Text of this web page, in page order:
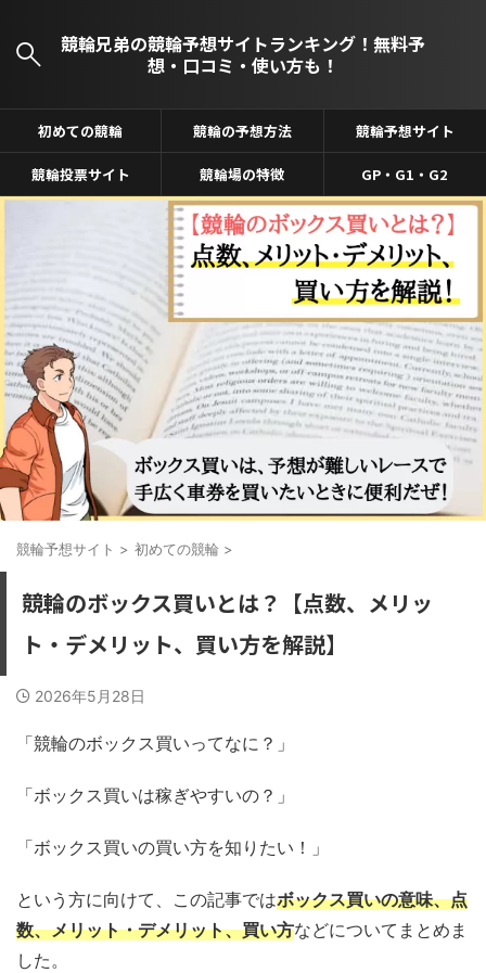
競輪兄弟の競輪予想サイトランキング！無料予
想・口コミ・使い方も！
初めての競輪 競輪の予想方法 競輪予想サイト
競輪投票サイト 競輪場の特徴 GP・G1・G2
競輪予想サイト > 初めての競輪 >
競輪のボックス買いとは？【点数、メリッ
ト・デメリット、買い方を解説】
2026年5月28日
「競輪のボックス買いってなに？」
「ボックス買いは稼ぎやすいの？」
「ボックス買いの買い方を知りたい！」
という方に向けて、この記事ではボックス買いの意味、点
数、メリット・デメリット、買い方などについてまとめま
した。